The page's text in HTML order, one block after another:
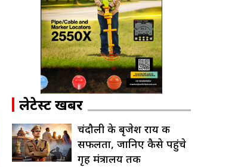
लेटेस्ट खबरें
चंदौली के बृजेश राय की
सफलता, जानिए कैसे पहुंचे
गृह मंत्रालय तक